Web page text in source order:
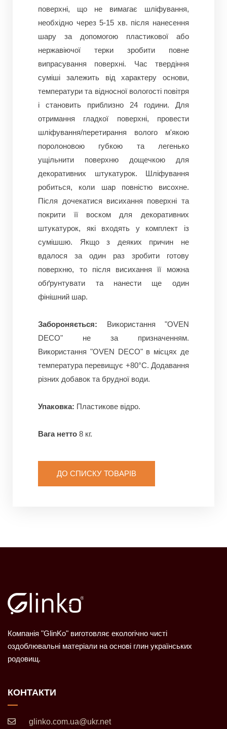
поверхні, що не вимагає шліфування,
необхідно через 5-15 хв. після нанесення
шару за допомогою пластикової або
нержавіючої терки зробити повне
випрасування поверхні. Час твердіння
суміші залежить від характеру основи,
температури та відносної вологості повітря
і становить приблизно 24 години. Для
отримання гладкої поверхні, провести
шліфування/перетирання волого м'якою
поролоновою губкою та легенько
ущільнити поверхню дощечкою для
декоративних штукатурок. Шліфування
робиться, коли шар повністю висохне.
Після дочекатися висихання поверхні та
покрити її воском для декоративних
штукатурок, які входять у комплект із
сумішшю. Якщо з деяких причин не
вдалося за один раз зробити готову
поверхню, то після висихання її можна
обґрунтувати та нанести ще один
фінішний шар.
Забороняється: Використання "OVEN
DECO" не за призначенням.
Використання"OVEN DECO"в місцях де
температура перевищує +80°С. Додавання
різних добавок та брудної води.
Упаковка: Пластикове відро.
Вага нетто 8 кг.
ДО СПИСКУ ТОВАРІВ
Компанія "GlinKo" виготовляє екологічно чисті
оздоблювальні матеріали на основі глин українських
родовищ.
КОНТАКТИ
glinko.com.ua@ukr.net